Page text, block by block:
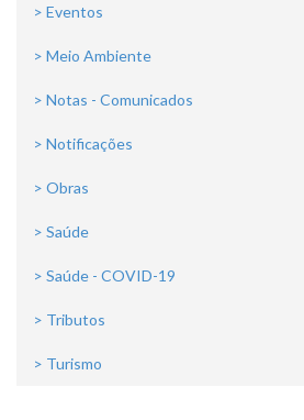
> Eventos
> Meio Ambiente
> Notas - Comunicados
> Notificações
> Obras
> Saúde
> Saúde - COVID-19
> Tributos
> Turismo